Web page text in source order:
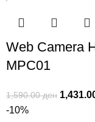
Web Camera
MPC01
1,590.00ден
-10%